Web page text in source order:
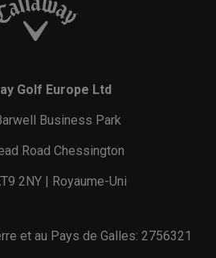
Golf Europe Ltd
Business Park
Road Chessington
2NY | Royaume-Uni
et au Pays de Galles: 2756321